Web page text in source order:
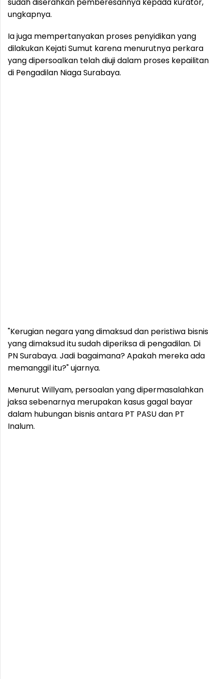
ungkapnya.
Ia juga mempertanyakan proses penyidikan yang
dilakukan Kejati Sumut karena menurutnya perkara
yang dipersoalkan telah diuji dalam proses kepailitan
di Pengadilan Niaga Surabaya.
"Kerugian negara yang dimaksud dan peristiwa bisnis
yang dimaksud itu sudah diperiksa di pengadilan. Di
PN Surabaya. Jadi bagaimana? Apakah mereka ada
memanggil itu?" ujarnya.
Menurut Willyam, persoalan yang dipermasalahkan
jaksa sebenarnya merupakan kasus gagal bayar
dalam hubungan bisnis antara PT PASU dan PT
Inalum.